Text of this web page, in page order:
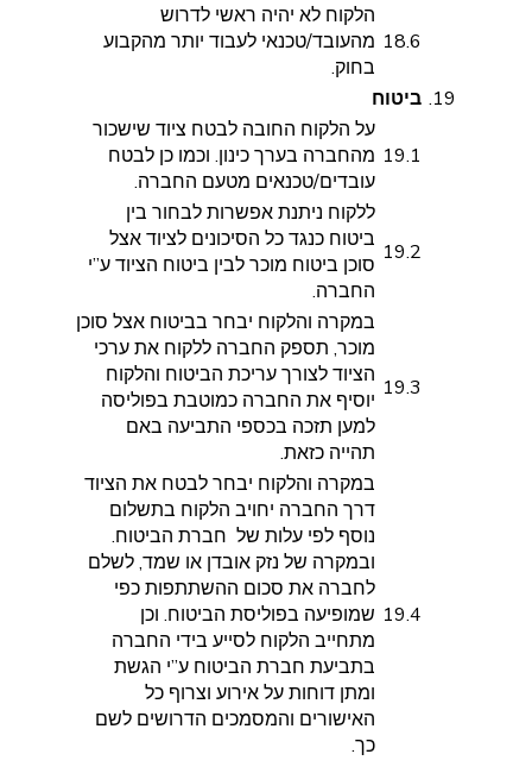
18.6
הלקוח לא יהיה ראשי לדרוש
מהעובד/טכנאי לעבוד יותר מהקבוע
בחוק.
19. ביטוח
19.1
על הלקוח החובה לבטח ציוד שישכור
מהחברה בערך כינון. וכמו כן לבטח
עובדים/טכנאים מטעם החברה.
19.2
ללקוח ניתנת אפשרות לבחור בין
ביטוח כנגד כל הסיכונים לציוד אצל
סוכן ביטוח מוכר לבין ביטוח הציוד ע”י
החברה.
19.3
במקרה והלקוח יבחר בביטוח אצל סוכן
מוכר, תספק החברה ללקוח את ערכי
הציוד לצורך עריכת הביטוח והלקוח
יוסיף את החברה כמוטבת בפוליסה
למען תזכה בכספי התביעה באם
תהייה כזאת.
19.4
במקרה והלקוח יבחר לבטח את הציוד
דרך החברה יחויב הלקוח בתשלום
נוסף לפי עלות של חברת הביטוח.
ובמקרה של נזק אובדן או שמד, לשלם
לחברה את סכום ההשתתפות כפי
שמופיעה בפוליסת הביטוח. וכן
מתחייב הלקוח לסייע בידי החברה
בתביעת חברת הביטוח ע”י הגשת
ומתן דוחות על אירוע וצרוף כל
האישורים והמסמכים הדרושים לשם
כך.